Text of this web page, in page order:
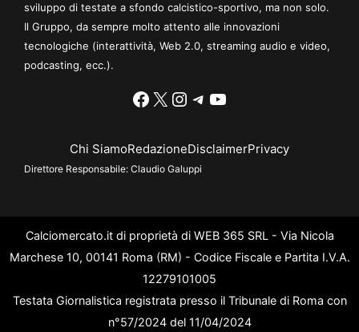
sviluppo di testate a sfondo calcistico-sportivo, ma non solo.
Il Gruppo, da sempre molto attento alle innovazioni
tecnologiche (interattività, Web 2.0, streaming audio e video,
podcasting, ecc.).
Facebook
X Instagram
Telegram
YouTube
Chi SiamoRedazioneDisclaimerPrivacy
Direttore Responsabile: Claudio Galuppi
Calciomercato.it di proprietà di WEB 365 SRL - Via Nicola
Marchese 10, 00141 Roma (RM) - Codice Fiscale e Partita I.V.A.
12279101005
Testata Giornalistica registrata presso il Tribunale di Roma con
n°57/2024 del 11/04/2024